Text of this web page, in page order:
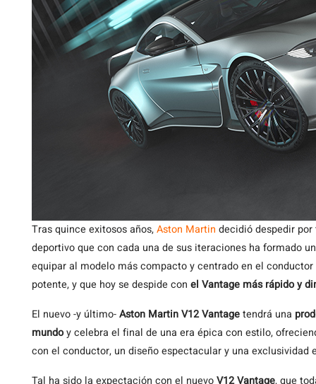
Tras quince exitosos años,Aston Martin decidió despedir
deportivo que con cada una de sus iteraciones ha formado
equipar al modelo más compacto y centrado en el
potente, y que hoy se despide con el Vantage más rápido y
El nuevo -y último-Aston Martin V12 Vantagetendrá una
mundoy celebra el final de una era épica con estilo,
con el conductor, un diseño espectacular y una exclusividad
Tal ha sido la expectación con el nuevoV12 Vantage, que